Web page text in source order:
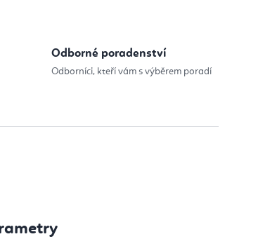
Odborné poradenství
Odborníci, kteří vám s výběrem poradí